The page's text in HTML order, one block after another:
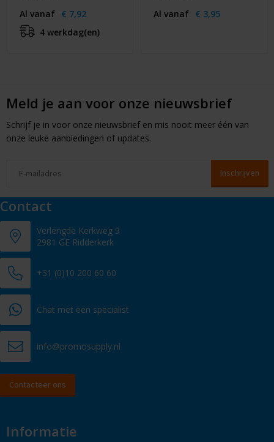
Al vanaf € 7,92
4 werkdag(en)
Al vanaf € 3,95
Meld je aan voor onze nieuwsbrief
Schrijf je in voor onze nieuwsbrief en mis nooit meer één van
onze leuke aanbiedingen of updates.
Contact
Verlengde Kerkweg 9
2981 GE Ridderkerk
+31 (0)10 200 60 60
Chat met een specialist
info@promosupply.nl
Contacteer ons
Informatie